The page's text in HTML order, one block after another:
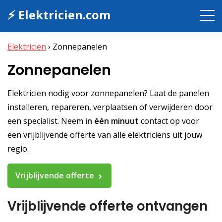
⚡ Elektricien.com
Elektricien › Zonnepanelen
Zonnepanelen
Elektricien nodig voor zonnepanelen? Laat de panelen
installeren, repareren, verplaatsen of verwijderen door
een specialist. Neem in één minuut contact op voor
een vrijblijvende offerte van alle elektriciens uit jouw
regio.
Vrijblijvende offerte
Vrijblijvende offerte ontvangen